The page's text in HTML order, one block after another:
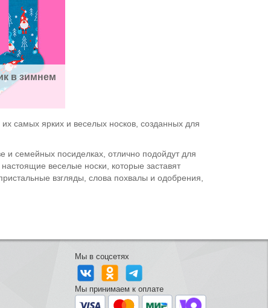
в зимнем
самых ярких и веселых носков, созданных для
семейных посиделках, отлично подойдут для
веселые носки, которые заставят
взгляды, слова похвалы и одобрения,
Мы в соцсетях
Мы принимаем к оплате